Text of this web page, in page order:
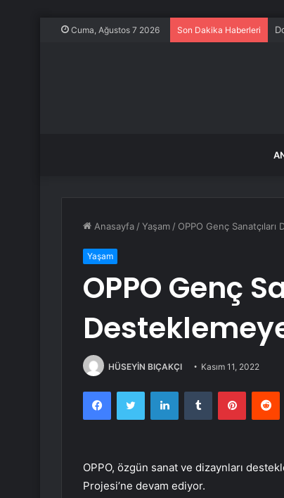
Cuma, Ağustos 7 2026 Son Dakika Haberleri
Anasayfa /Yaşam / OPPO Genç
Yaşam
OPPO Genç
HÜSEYİN BIÇAKÇI Kasım 11, 2022
FacebookTwitter LinkedInTumblr Pinterest
OPPO, özgün sanat ve dizaynları
Projesi’ne devam ediyor.